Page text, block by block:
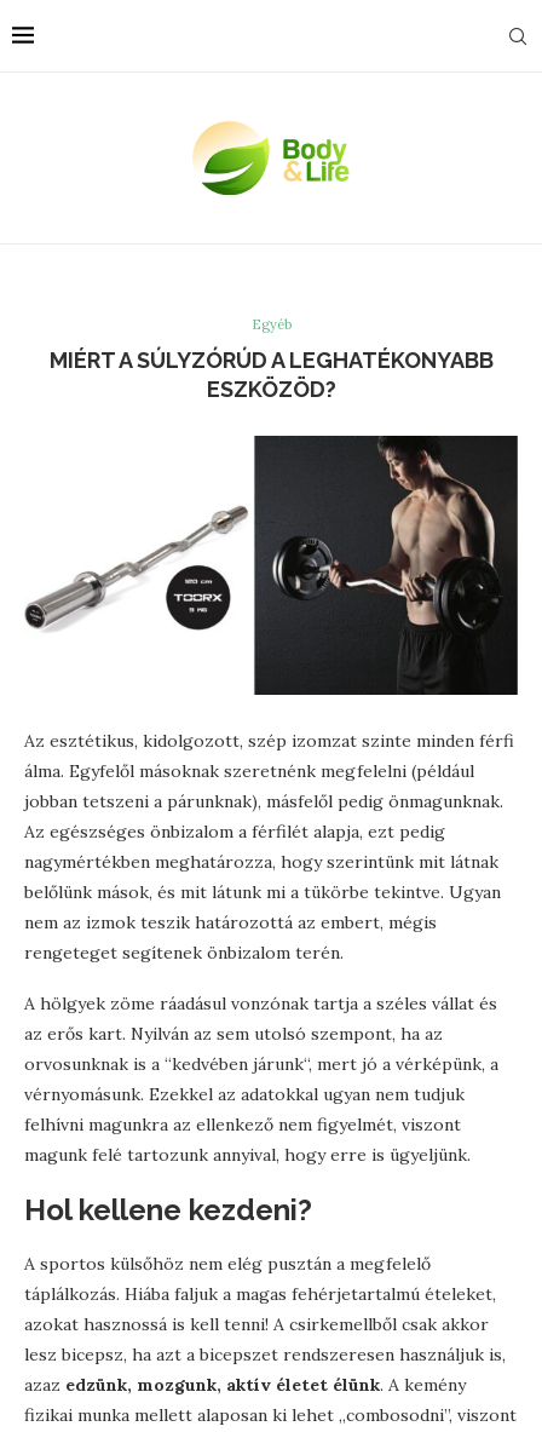
Egyéb
MIÉRT A SÚLYZÓRÚD A LEGHATÉKONYABB
ESZKÖZÖD?
Az esztétikus, kidolgozott, szép izomzat szinte minden férfi
álma. Egyfelől másoknak szeretnénk megfelelni (például
jobban tetszeni a párunknak), másfelől pedig önmagunknak.
Az egészséges önbizalom a férfilét alapja, ezt pedig
nagymértékben meghatározza, hogy szerintünk mit látnak
belőlünk mások, és mit látunk mi a tükörbe tekintve. Ugyan
nem az izmok teszik határozottá az embert, mégis
rengeteget segítenek önbizalom terén.
A hölgyek zöme ráadásul vonzónak tartja a széles vállat és
az erős kart. Nyilván az sem utolsó szempont, ha az
orvosunknak is a “kedvében járunk“, mert jó a vérképünk, a
vérnyomásunk. Ezekkel az adatokkal ugyan nem tudjuk
felhívni magunkra az ellenkező nem figyelmét, viszont
magunk felé tartozunk annyival, hogy erre is ügyeljünk.
Hol kellene kezdeni?
A sportos külsőhöz nem elég pusztán a megfelelő
táplálkozás. Hiába faljuk a magas fehérjetartalmú ételeket,
azokat hasznossá is kell tenni! A csirkemellből csak akkor
lesz bicepsz, ha azt a bicepszet rendszeresen használjuk is,
azaz edzünk, mozgunk, aktív életet élünk. A kemény
fizikai munka mellett alaposan ki lehet „combosodni”, viszont